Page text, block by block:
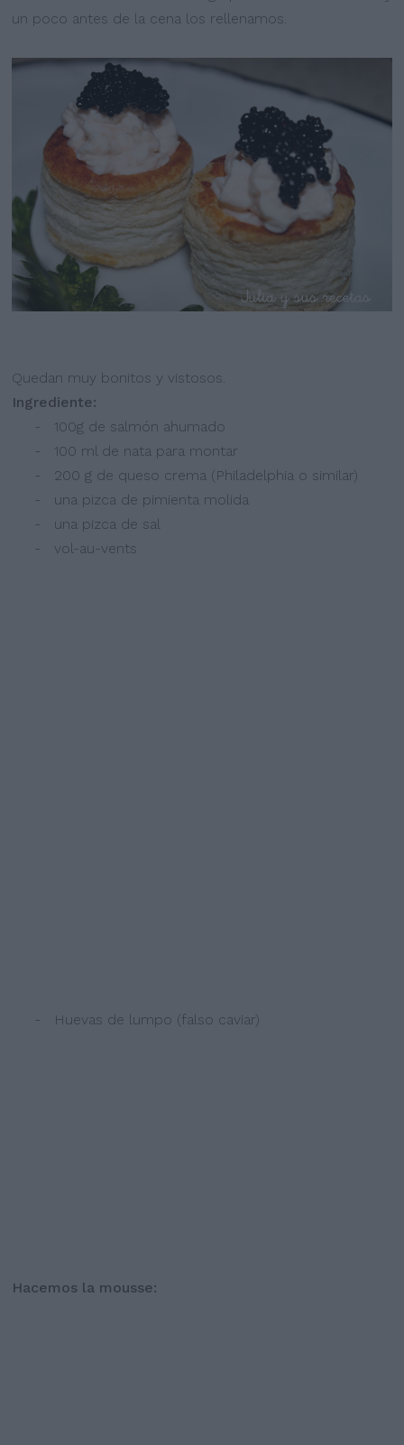
un poco antes de la cena los rellenamos.
Quedan muy bonitos y vistosos.
Ingrediente:
- 100g de salmón ahumado
- 100 ml de nata para montar
- 200 g de queso crema (Philadelphia o similar)
- una pizca de pimienta molida
- una pizca de sal
- vol-au-vents
- Huevas de lumpo (falso caviar)
Hacemos la mousse: